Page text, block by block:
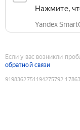
Нажмите,
Yandex
Если у вас возникли
обратной связи
9198362751194275792: